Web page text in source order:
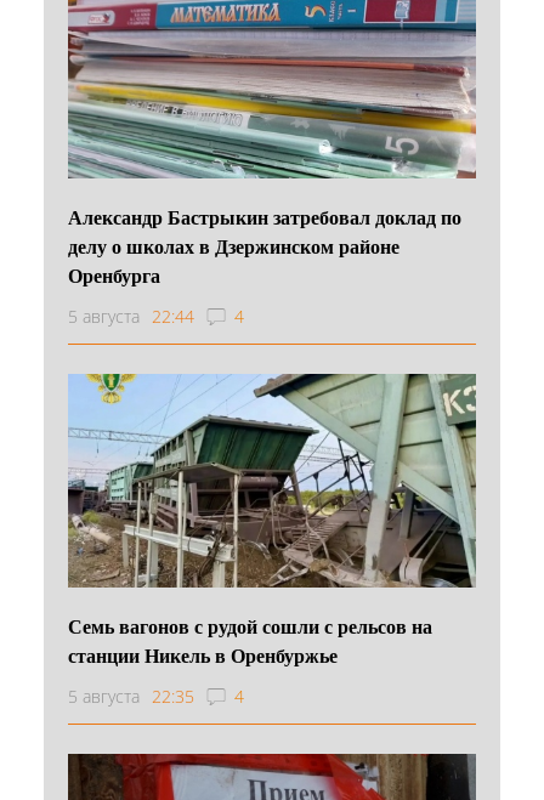
Александр Бастрыкин затребовал доклад по
делу о школах в Дзержинском районе
Оренбурга
5 августа 22:44 4
Семь вагонов с рудой сошли с рельсов на
станции Никель в Оренбуржье
5 августа 22:35 4